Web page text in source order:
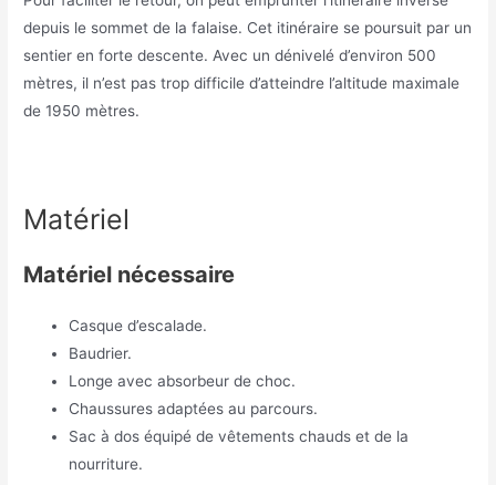
depuis le sommet de la falaise. Cet itinéraire se poursuit par un
sentier en forte descente. Avec un dénivelé d’environ 500
mètres, il n’est pas trop difficile d’atteindre l’altitude maximale
de 1950 mètres.
Matériel
Matériel nécessaire
Casque d’escalade.
Baudrier.
Longe avec absorbeur de choc.
Chaussures adaptées au parcours.
Sac à dos équipé de vêtements chauds et de la
nourriture.